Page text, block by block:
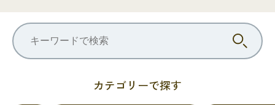
カテゴリーで探す